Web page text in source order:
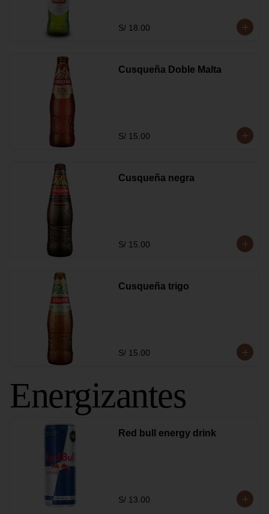
S/ 18.00
Cusqueña Doble Malta
S/ 15.00
Cusqueña negra
S/ 15.00
Cusqueña trigo
S/ 15.00
Energizantes
Red bull energy drink
S/ 13.00